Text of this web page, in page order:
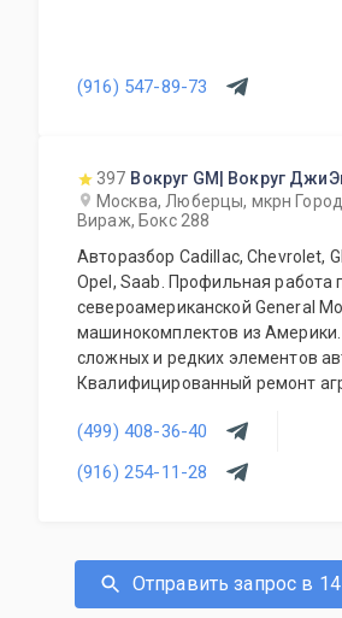
(916) 547-89-73
397 Вокруг GM| Вокруг
Москва, Люберцы, мкрн
Вираж, Бокс 288
Авторазбор Cadillac, Chevrolet,
Opel, Saab. Профильная работа по маркам
североамериканской General
машинокомплектов из Америки.
сложных и редких элементов
Квалифицированный ремонт
профильный автомобиль.
(499) 408-36-40
(916) 254-11-28
Отправить запрос в